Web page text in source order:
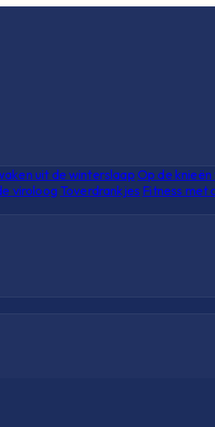
uit de winterslaapOp de
viroloog Toverdrankjes Fitness met